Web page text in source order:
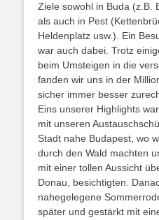
Ziele sowohl in Buda (z.B.
als auch in Pest
Heldenplatz usw.). Ein
war auch dabei. Trotz
beim Umsteigen in die
fanden wir uns in der
sicher immer besser
Eins unserer Highlights
mit unseren
Stadt nahe Budapest, wo
durch den Wald machten
mit einer tollen Aussicht
Donau, besichtigten.
nahegelegene
später und gestärkt mit